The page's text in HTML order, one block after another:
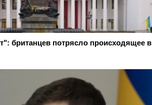
британцев потрясло происходящее в